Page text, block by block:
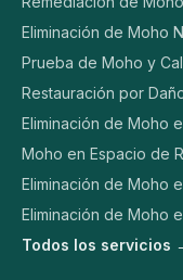
Eliminación de Moho
Prueba de Moho y
Restauración por
Eliminación de Moho
Moho en Espacio de
Eliminación de Moho
Eliminación de Moho
Todos los servicios